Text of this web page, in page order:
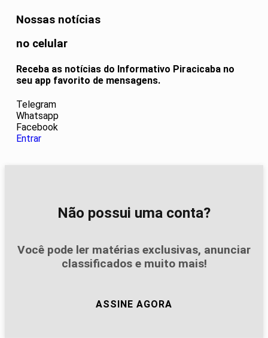
Nossas notícias
no celular
Receba as notícias do Informativo Piracicaba no
seu app favorito de mensagens.
Telegram
Whatsapp
Facebook
Entrar
Não possui uma conta?
Você pode ler matérias exclusivas, anunciar
classificados e muito mais!
ASSINE AGORA